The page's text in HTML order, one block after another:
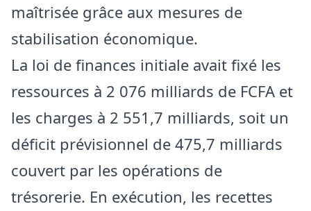
maîtrisée grâce aux mesures de
stabilisation économique.
La loi de finances initiale avait fixé les
ressources à 2 076 milliards de FCFA et
les charges à 2 551,7 milliards, soit un
déficit prévisionnel de 475,7 milliards
couvert par les opérations de
trésorerie. En exécution, les recettes